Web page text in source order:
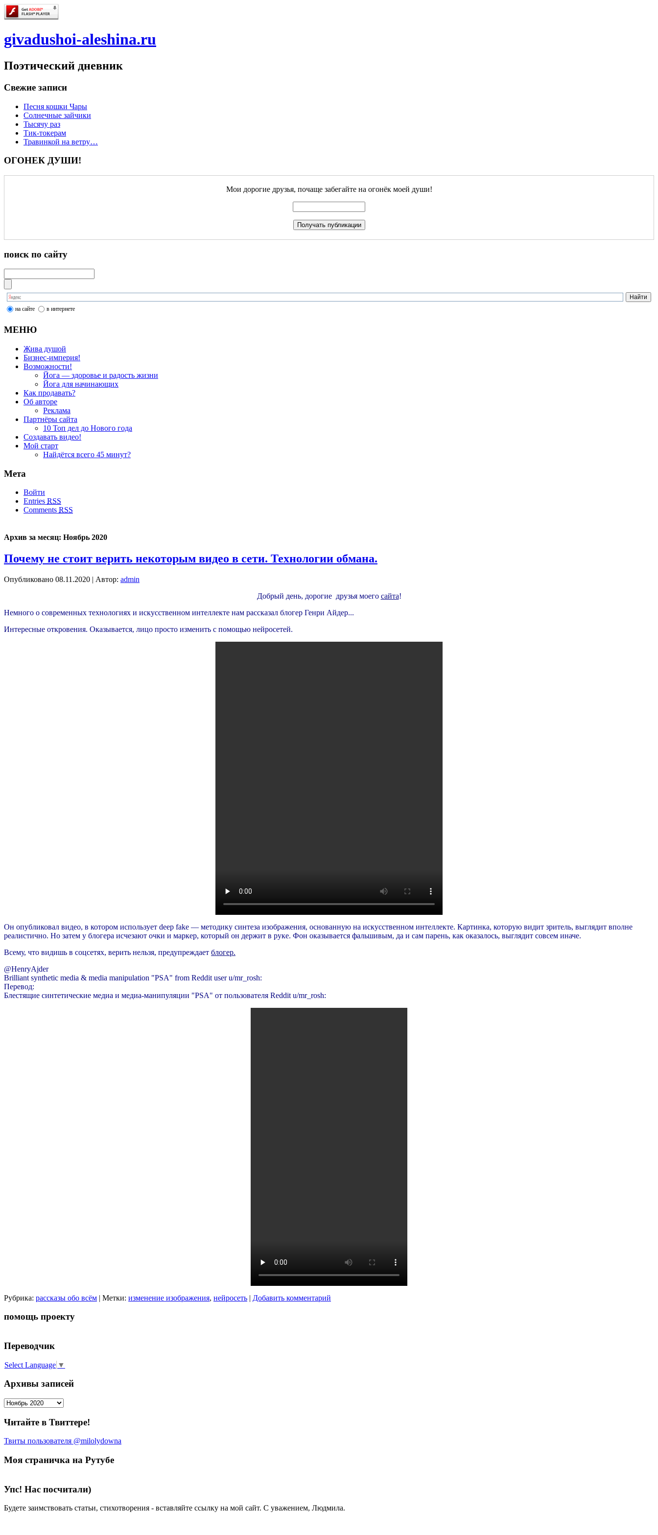
givadushoi-aleshina.ru
Поэтический дневник
Свежие записи
Песня кошки Чары
Солнечные зайчики
Тысячу раз
Тик-токерам
Травинкой на ветру…
ОГОНЕК ДУШИ!
Мои дорогие друзья, почаще забегайте на огонёк моей души!
поиск по сайту
на сайте в интернете
МЕНЮ
Жива душой
Бизнес-империя!
Возможности!
Йога — здоровье и радость жизни
Йога для начинающих
Как продавать?
Об авторе
Реклама
Партнёры сайта
10 Топ дел до Нового года
Создавать видео!
Мой старт
Найдётся всего 45 минут?
Мета
Войти
Entries RSS
Comments RSS
Архив за месяц: Ноябрь 2020
Почему не стоит верить некоторым видео в сети. Технологии обмана.
Опубликовано 08.11.2020 | Автор: admin
Добрый день, дорогие друзья моего сайта!
Немного о современных технологиях и искусственном интеллекте нам рассказал блогер Генри Айдер...
Интересные откровения. Оказывается, лицо просто изменить с помощью нейросетей.
Он опубликовал видео, в котором использует deep fake — методику синтеза изображения, основанную на искусственном интеллекте. Картинка, которую видит зритель, выглядит вполне
реалистично. Но затем у блогера исчезают очки и маркер, который он держит в руке. Фон оказывается фальшивым, да и сам парень, как оказалось, выглядит совсем иначе.
Всему, что видишь в соцсетях, верить нельзя, предупреждает блогер.
@HenryAjder
Brilliant synthetic media & media manipulation "PSA" from Reddit user u/mr_rosh:
Перевод:
Блестящие синтетические медиа и медиа-манипуляции "PSA" от пользователя Reddit u/mr_rosh:
Рубрика: рассказы обо всём | Метки: изменение изображения, нейросеть | Добавить комментарий
помощь проекту
Переводчик
Select Language ▼
Архивы записей
Архивы
Читайте в Твиттере!
Твиты пользователя @milolydowna
Моя страничка на Рутубе
Упс! Нас посчитали)
Будете заимствовать статьи, стихотворения - вставляйте ссылку на мой сайт. С уважением, Людмила.